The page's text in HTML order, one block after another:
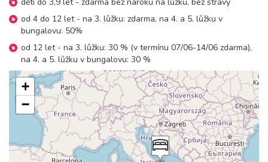
od 4 do 12 let - na 3. lůžku: zdarma, na 4. a 5. lůžku v
bungalovu: 50%
od 12 let - na 3. lůžku: 30 % (v termínu 07/06-14/06 zdarma),
na 4. a 5. lůžku v bungalovu: 30 %
+
−